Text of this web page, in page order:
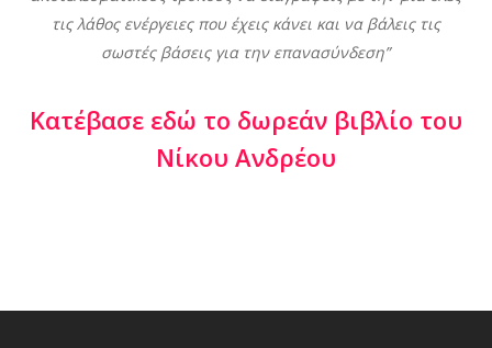
τις λάθος ενέργειες που έχεις κάνει και να βάλεις τις
σωστές βάσεις για την επανασύνδεση”
Κατέβασε εδώ το δωρεάν βιβλίο του
Νίκου Ανδρέου